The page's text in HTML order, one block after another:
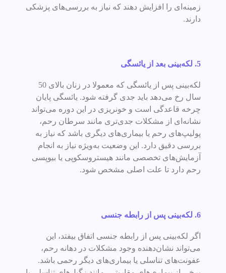
زمینه‌ای را افزایش دهند که نیاز به بررسی‌های پزشکی
دارند.
5. لکه‌بینی بعد از یائسگی
لکه‌بینی پس از یائسگی که معمولا در زنان بالای 50
سال رخ می‌دهد باید جدی گرفته شود. یائسگی پایان
چرخه قاعدگی است و خونریزی در این دوره می‌تواند
نشانه‌ای از مشکلات جدی‌تری مانند سرطان رحم،
پولیپ‌های رحم یا بیماری‌های دیگری باشد که نیاز به
بررسی دقیق دارد. این وضعیت به‌ویژه نیاز به انجام
آزمایش‌های تخصصی مانند هیستروسکوپی یا بیوپسی
رحم دارد تا علت اصلی مشخص شود.
6. لکه‌بینی پس از رابطه جنسی
اگر لکه‌بینی پس از رابطه جنسی اتفاق بیفتد، این
می‌تواند نشان‌دهنده وجود مشکلات در دهانه رحم،
عفونت‌های تناسلی یا بیماری‌های دیگر رحمی باشد.